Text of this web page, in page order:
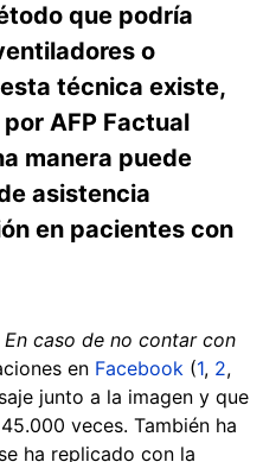
que podría
o
técnica existe,
AFP Factual
manera puede
asistencia
en pacientes con
caso de no contar con
en Facebook (1, 2,
junto a la imagen y que
veces. También ha
ha replicado con la